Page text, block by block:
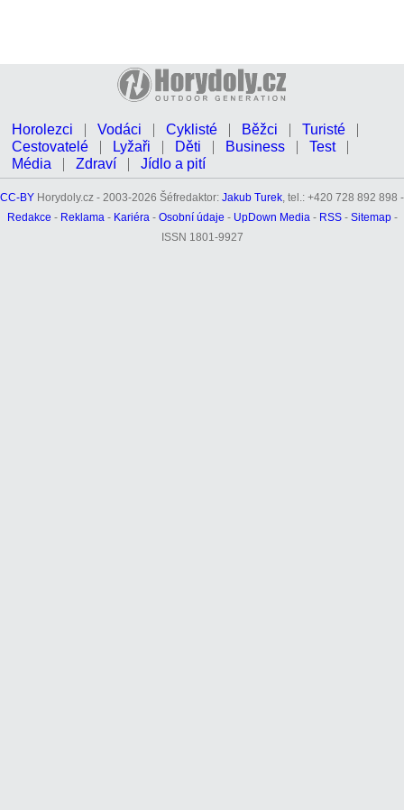
Horolezci Vodáci Cyklisté Běžci
Turisté
Cestovatelé
Lyžaři Děti Business
Test
Média
Zdraví Jídlo a pití
CC-BY Horydoly.cz - 2003-2026 Šéfredaktor: Jakub Turek, tel.: +420 728 892 898 -
Redakce - Reklama- Kariéra- Osobní údaje - UpDown Media- RSS- Sitemap-
ISSN 1801-9927